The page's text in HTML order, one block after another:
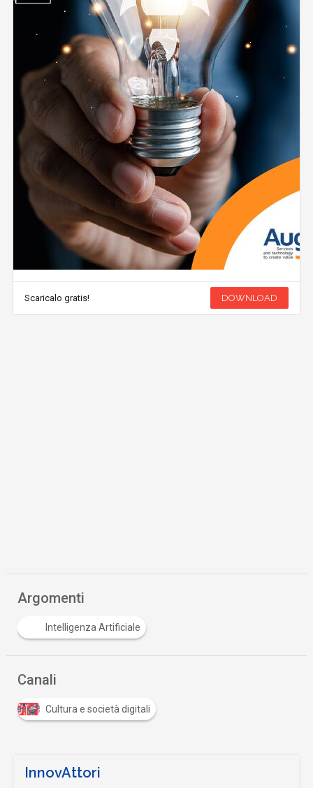
Scaricalo gratis! DOWNLOAD
Argomenti
Intelligenza Artificiale
Canali
Cultura e società digitali
InnovAttori